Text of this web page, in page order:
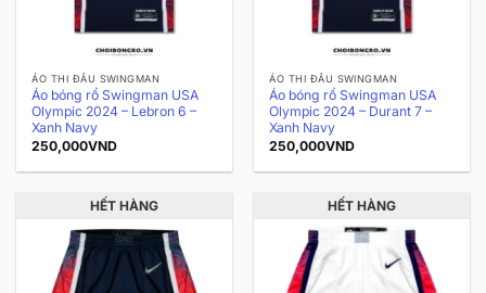
ÁO THI ĐẤU SWINGMAN
Áo bóng rổ Swingman USA
Olympic 2024 – Lebron 6 –
Xanh Navy
250,000VND
ÁO THI ĐẤU SWINGMAN
Áo bóng rổ Swingman USA
Olympic 2024 – Durant 7 –
Xanh Navy
250,000VND
HẾT HÀNG HẾT HÀNG